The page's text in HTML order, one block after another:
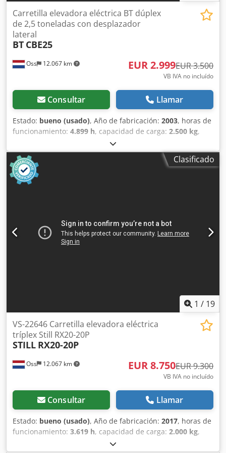
Oss 12.067 km
Carretilla elevadora eléctrica BT dúplex
de 2,5 toneladas con desplazador
lateral
BT CBE25
EUR 2.999EUR 3.500
VB IVA no incluído
Consultar Llamar
Estado: bueno (usado), Año de fabricación: 2003, horas de
funcionamiento: 4.899 h, capacidad de carga: 2.500 kg,
3.700 mm, tipo de combustible:
eléctrico, tipo de mástil:dúplex, altura de construcción:
2.480 mm
, Carretilla elevadora
eléctrica dúplex Marca: BT Dwsdpjymbaksfx Afzsa Año de
fabricación: 2003 Capacidad: 2.500 kg Altura de elevación:
para una prueba
Clasificado
1 / 19
Oss 12.067 km
VS-22646 Carretilla elevadora eléctrica
tríplex Still RX20-20P
STILL RX20-20P
EUR 8.750EUR 9.300
VB IVA no incluído
Consultar Llamar
Estado: bueno (usado), Año de fabricación: 2017, horas de
funcionamiento: 3.619 h, capacidad de carga: 2.000 kg,
5.665 mm, tipo de combustible: